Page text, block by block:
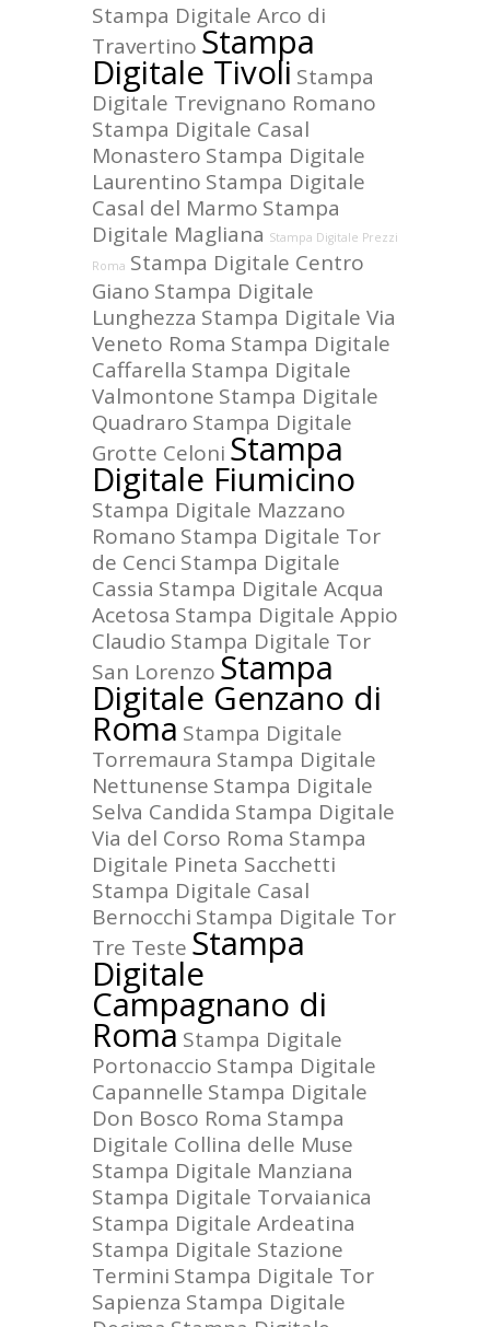
Stampa Digitale Arco di
TravertinoStampa
Digitale Tivoli Stampa
Digitale Trevignano Romano
Stampa Digitale Casal
Monastero Stampa Digitale
Laurentino Stampa Digitale
Casal del Marmo Stampa
Digitale Magliana Stampa Digitale Prezzi
Roma Stampa Digitale Centro
Giano Stampa Digitale
Lunghezza Stampa Digitale Via
Veneto Roma Stampa Digitale
Caffarella Stampa Digitale
Valmontone Stampa Digitale
Quadraro Stampa Digitale
Grotte Celoni Stampa
Digitale Fiumicino
Stampa Digitale Mazzano
Romano Stampa Digitale Tor
de Cenci Stampa Digitale
Cassia Stampa Digitale Acqua
Acetosa Stampa Digitale Appio
Claudio Stampa Digitale Tor
San Lorenzo Stampa
Digitale Genzano di
Roma Stampa Digitale
Torremaura Stampa Digitale
Nettunense Stampa Digitale
Selva Candida Stampa Digitale
Via del Corso Roma Stampa
Digitale Pineta Sacchetti
Stampa Digitale Casal
Bernocchi Stampa Digitale Tor
Tre Teste Stampa
Digitale
Campagnano di
Roma Stampa Digitale
Portonaccio Stampa Digitale
Capannelle Stampa Digitale
Don Bosco Roma Stampa
Digitale Collina delle Muse
Stampa Digitale Manziana
Stampa Digitale Torvaianica
Stampa Digitale Ardeatina
Stampa Digitale Stazione
Termini Stampa Digitale Tor
Sapienza Stampa Digitale